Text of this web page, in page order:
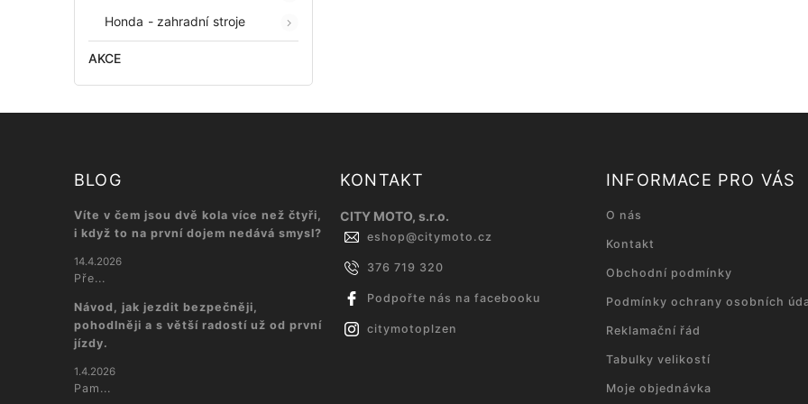
Honda - zahradní stroje
AKCE
BLOG
Víte v čem jsou dvě kola více než čtyři,
i když to na první dojem nedává smysl?
14.4.2026
Pře...
Návod, jak jezdit bezpečněji,
pohodlněji a s větší radostí už od první
jízdy.
1.4.2026
Pam...
KONTAKT
CITY MOTO, s.r.o.
eshop@citymoto.cz
376 719 320
Podpořte nás na facebooku
citymotoplzen
INFORMACE PRO VÁS
O nás
Kontakt
Obchodní podmínky
Podmínky ochrany osobních
Reklamační řád
Tabulky velikostí
Moje objednávka